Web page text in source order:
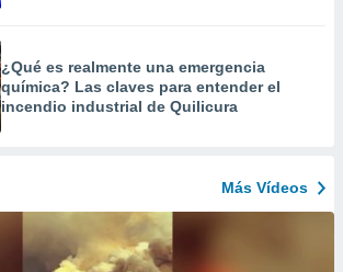
¿Qué es realmente una emergencia
química? Las claves para entender el
incendio industrial de Quilicura
Más Vídeos